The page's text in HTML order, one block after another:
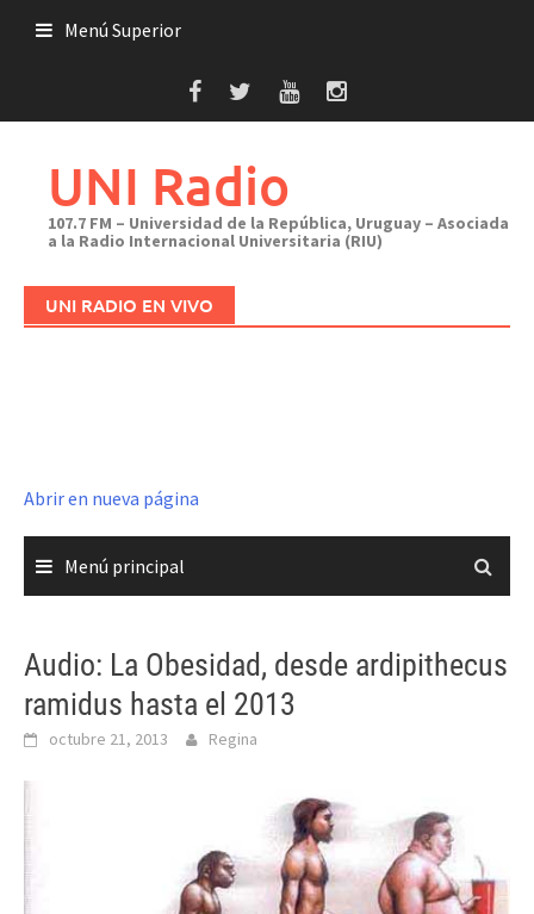
Menú Superior
UNI Radio
107.7 FM – Universidad de la República, Uruguay – Asociada
a la Radio Internacional Universitaria (RIU)
UNI RADIO EN VIVO
Abrir en nueva página
Menú principal
Audio: La Obesidad, desde ardipithecus
ramidus hasta el 2013
octubre 21, 2013 Regina